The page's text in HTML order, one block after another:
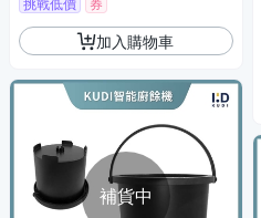
加入購物車
補貨中